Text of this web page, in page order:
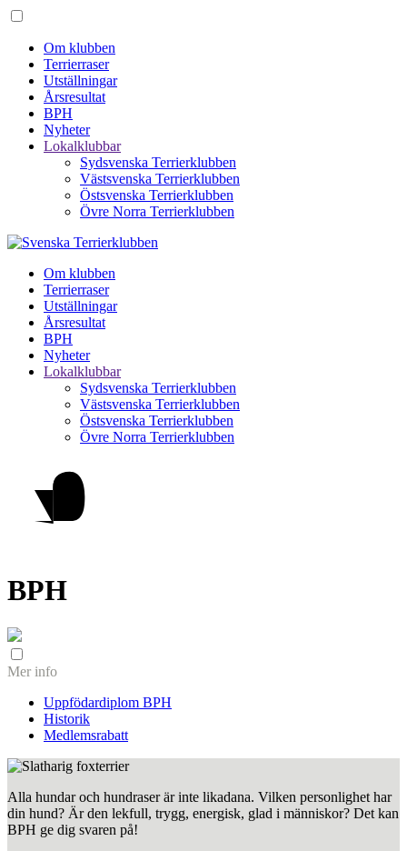
Om klubben
Terrierraser
Utställningar
Årsresultat
BPH
Nyheter
Lokalklubbar
Sydsvenska Terrierklubben
Västsvenska Terrierklubben
Östsvenska Terrierklubben
Övre Norra Terrierklubben
Om klubben
Terrierraser
Utställningar
Årsresultat
BPH
Nyheter
Lokalklubbar
Sydsvenska Terrierklubben
Västsvenska Terrierklubben
Östsvenska Terrierklubben
Övre Norra Terrierklubben
BPH
Mer info
Uppfödardiplom BPH
Historik
Medlemsrabatt
Alla hundar och hundraser är inte likadana. Vilken personlighet har
din hund? Är den lekfull, trygg, energisk, glad i människor? Det kan
BPH ge dig svaren på!